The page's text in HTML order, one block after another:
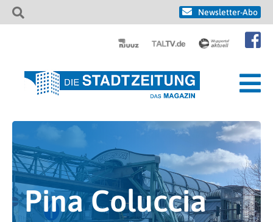
Newsletter-Abo
Pina Coluccia